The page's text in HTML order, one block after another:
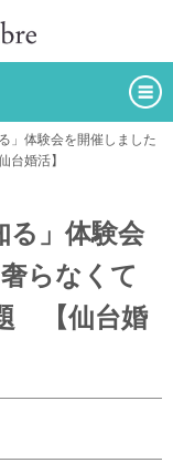
」体験会を開催しました
婚活】
る」体験会
らなくて
【仙台婚